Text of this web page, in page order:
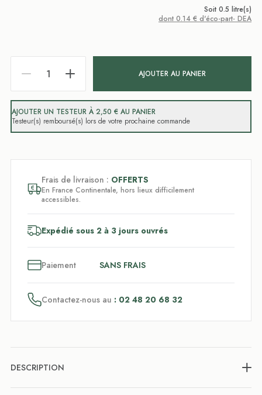
Soit 0.5 litre(s)
dont 0.14 € d'éco-part- DEA
AJOUTER AU PANIER
AJOUTER UN TESTEUR À 2,50 € AU PANIER
Testeur(s) remboursé(s) lors de votre prochaine commande
Frais de livraison : OFFERTS
En France Continentale, hors lieux difficilement
accessibles.
Expédié sous 2 à 3 jours ouvrés
Paiement SANS FRAIS
Contactez-nous au : 02 48 20 68 32
DESCRIPTION